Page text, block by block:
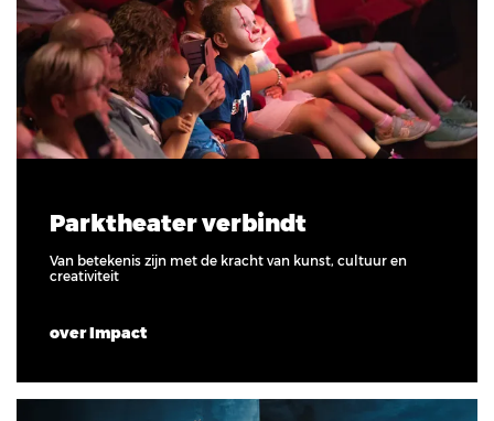
Parktheater verbindt
Van betekenis zijn met de kracht van kunst, cultuur en
creativiteit
over Impact